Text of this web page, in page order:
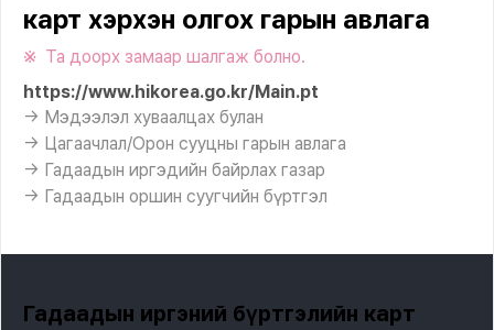
карт хэрхэн олгох гарын авлага
Та доорх замаар шалгаж болно.
https://www.hikorea.go.kr/Main.pt
→ Мэдээлэл хуваалцах булан
→ Цагаачлал/Орон сууцны гарын авлага
→ Гадаадын иргэдийн байрлах газар
→ Гадаадын оршин суугчийн бүртгэл
Гадаадын иргэний бүртгэлийн карт